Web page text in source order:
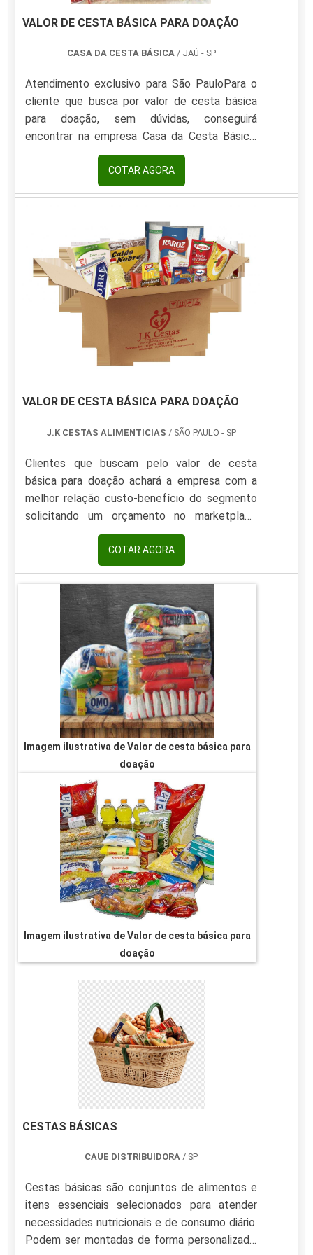
VALOR DE CESTA BÁSICA PARA DOAÇÃO
CASA DA CESTA BÁSICA / JAÚ - SP
Atendimento exclusivo para São PauloPara o
cliente que busca por valor de cesta básica
para doação, sem dúvidas, conseguirá
encontrar na empresa Casa da Cesta Básica.
Fazendo um orçamento por meio da
plataforma e achando a líder do mercado.MAIS
SOBRE VALOR DE CESTA BÁSICA PARA
para doação em uma empresa altamente
qualificada, encontra o site da Casa da Cesta
Básica. Uma empresa com alto know-how em...
COTAR AGORA
VALOR DE CESTA BÁSICA PARA DOAÇÃO
J.K CESTAS ALIMENTICIAS / SÃO PAULO - SP
Clientes que buscam pelo valor de cesta
básica para doação achará a empresa com a
melhor relação custo-benefício do segmento
solicitando um orçamento no marketplace
Soluções Industriais e encontrando as maiores
referências do mercado.É importante lembrar
que o produto deve sempre ser adquirido com
empresas especializadas no segmento. Esse
tipo de cuidado é fundamental para alimentos
e itens de higiene, pois evita a aquisição de
insumos ...
COTAR AGORA
Imagem ilustrativa de Valor de cesta básica para
doação
Imagem ilustrativa de Valor de cesta básica para
doação
CESTAS BÁSICAS
CAUE DISTRIBUIDORA / SP
Cestas básicas são conjuntos de alimentos e
itens essenciais selecionados para atender
necessidades nutricionais e de consumo diário.
Podem ser montadas de forma personalizada,